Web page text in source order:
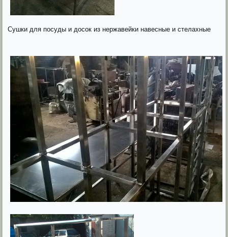
Сушки для посуды и досок из нержавейки навесные и стелахные